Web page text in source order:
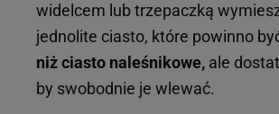
widelcem lub trzepaczką
jednolite ciasto, które powinno
niż ciasto naleśnikowe, ale
by swobodnie je wlewać.